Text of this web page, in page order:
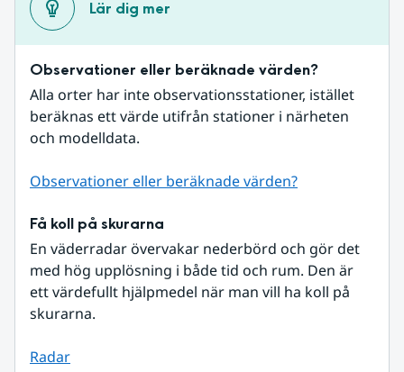
Lär dig mer
Observationer eller beräknade värden?
Alla orter har inte observationsstationer, istället
beräknas ett värde utifrån stationer i närheten
och modelldata.
Observationer eller beräknade värden?
Få koll på skurarna
En väderradar övervakar nederbörd och gör det
med hög upplösning i både tid och rum. Den är
ett värdefullt hjälpmedel när man vill ha koll på
skurarna.
Radar